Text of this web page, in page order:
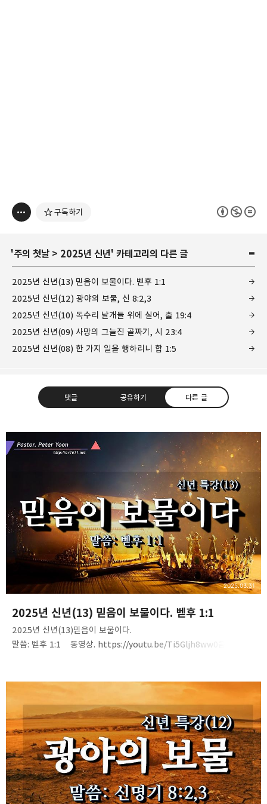
구독하기
'주의 첫날 > 2025년 신년' 카테고리의 다른 글
2025년 신년(13) 믿음이 보물이다. 벧후 1:1
2025년 신년(12) 광야의 보물, 신 8:2,3
2025년 신년(10) 독수리 날개들 위에 실어, 출 19:4
2025년 신년(09) 사망의 그늘진 골짜기, 시 23:4
2025년 신년(08) 한 가지 일을 행하리니 합 1:5
댓글 공유하기 다른 글
❏말씀침례교회 ❏AV1611.net ❏Peter
Graceful, Wonderful, Powerful, Inspirational
preaching!!
구독하기
구독하기 카카오톡 라인 트위터
밴드 네이버 블로그
2025년 신년(13) 믿음이 보물이다. 벧후 1:1
2025.03.31
2025년 신년(13)믿음이 보물이다.
말씀: 벧후 1:1 동영상. https://youtu.be/Ti5Gljh8ww0음성 파일.